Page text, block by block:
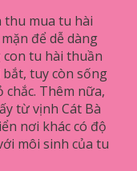
thu mua tu hài
để dễ dàng
con tu hài thuần
tuy còn sống
Thêm nữa,
từ vịnh Cát Bà
nơi khác có độ
môi sinh của tu